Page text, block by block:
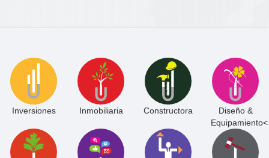
Inversiones Inmobiliaria Constructora
Diseño &
Equipamiento<